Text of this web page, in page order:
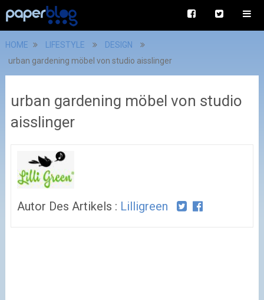
HOME LIFESTYLE
DESIGN
urban gardening möbel von studio aisslinger
urban gardening möbel von studio
aisslinger
Autor Des Artikels : Lilligreen